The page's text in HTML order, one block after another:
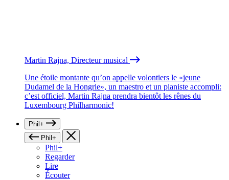
Martin Rajna, Directeur musical
Une étoile montante qu’on appelle volontiers le «jeune
Dudamel de la Hongrie», un maestro et un pianiste accompli:
c’est officiel, Martin Rajna prendra bientôt les rênes du
Luxembourg Philharmonic!
Phil+
Phil+
Phil+
Regarder
Lire
Écouter